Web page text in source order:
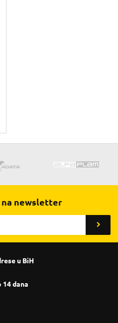
newsletter
u BiH
14 dana